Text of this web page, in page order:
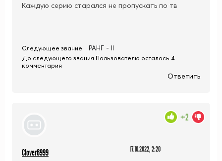
Каждую серию старался не пропускать по тв
Следующее звание: РАНГ - II
До следующего звания Пользователю осталось 4
комментария
Ответить
Clover6999 17.10.2022, 2:20
+2